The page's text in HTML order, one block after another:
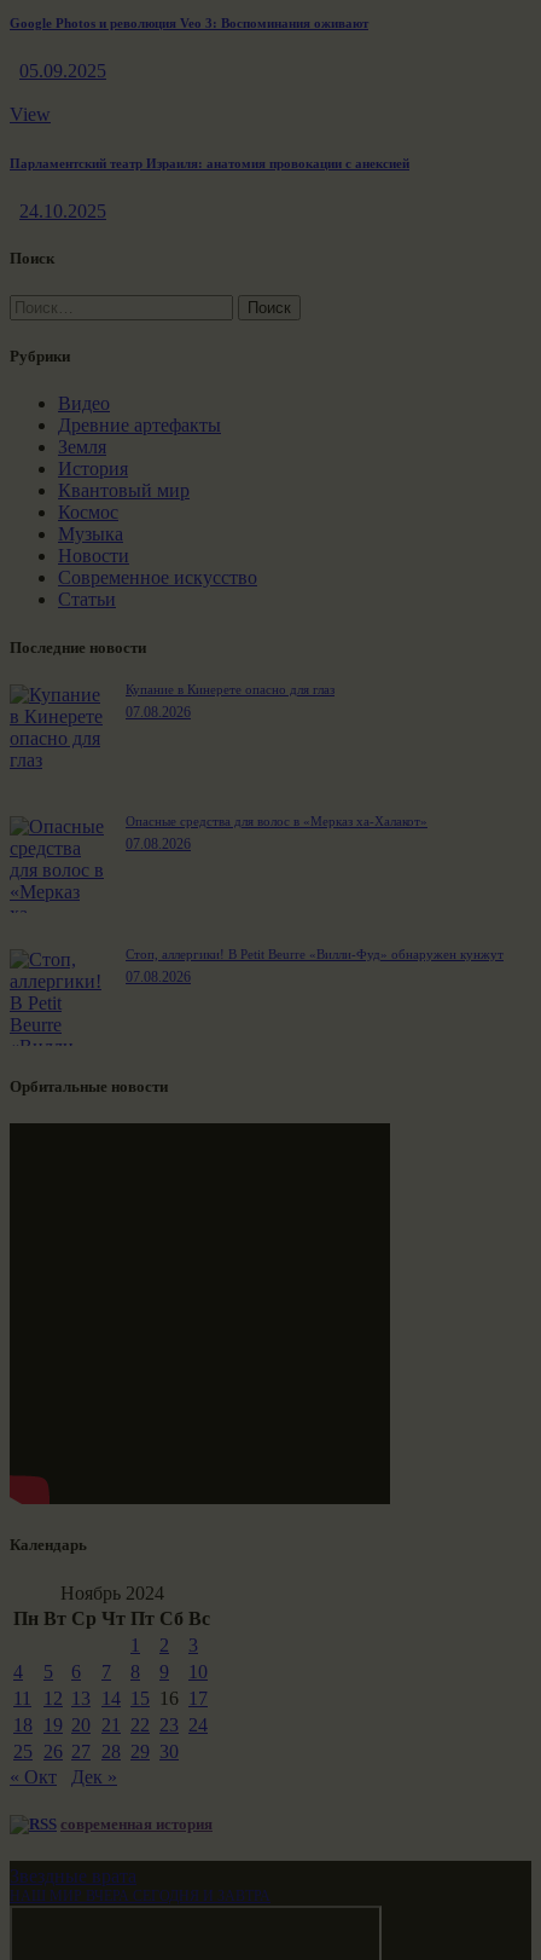
Google Photos и революция Veo 3: Воспоминания оживают
05.09.2025
View
Парламентский театр Израиля: анатомия провокации с анексией
24.10.2025
Поиск
Найти:
Рубрики
Видео
Древние артефакты
Земля
История
Квантовый мир
Космос
Музыка
Новости
Современное искусство
Статьи
Последние новости
Купание в Кинерете опасно для глаз
07.08.2026
Опасные средства для волос в «Мерказ ха-Халакот»
07.08.2026
Стоп, аллергики! В Petit Beurre «Вилли-Фуд» обнаружен кунжут
07.08.2026
Орбитальные новости
Календарь
Ноябрь 2024
Пн Вт Ср Чт Пт Сб Вс
1
2
3
4
5 6 7 8 9
10
11
12 13 14 15 16 17
18
19 20 21 22 23 24
25
26 27 28 29 30
« Окт
Дек »
современная история
Звездные врата
НАШ МИР ВЧЕРА СЕГОДНЯ И ЗАВТРА